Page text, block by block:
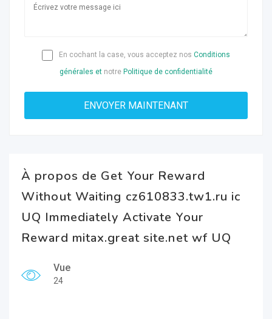
En cochant la case, vous acceptez nos Conditions
générales et notre Politique de confidentialité
À propos de Get Your Reward
Without Waiting cz610833.tw1.ru ic
UQ Immediately Activate Your
Reward mitax.great site.net wf UQ
Vue
24